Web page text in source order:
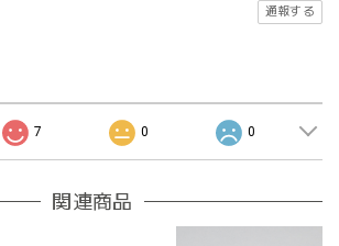
通報する
7 0 0
関連商品